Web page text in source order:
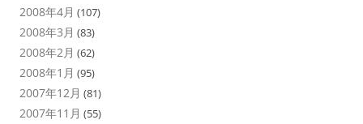
2008年4月 (107)
2008年3月 (83)
2008年2月 (62)
2008年1月 (95)
2007年12月 (81)
2007年11月 (55)